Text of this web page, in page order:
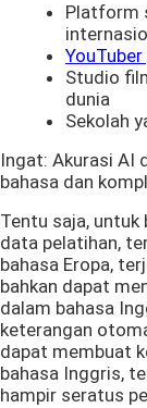
Platform
Studio
dunia
Sekolah
Ingat: Akurasi AI
bahasa dan
Tentu saja, untuk
data pelatihan,
bahasa Eropa,
bahkan dapat
dalam bahasa
keterangan
dapat membuat
bahasa Inggris,
hampir seratus